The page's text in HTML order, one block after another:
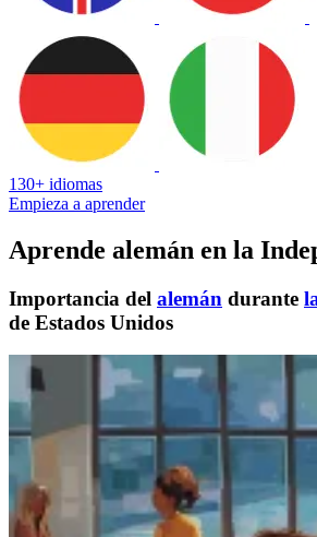
130+ idiomas
Empieza a aprender
Aprende alemán en la
Importancia del alemán durante
de Estados Unidos